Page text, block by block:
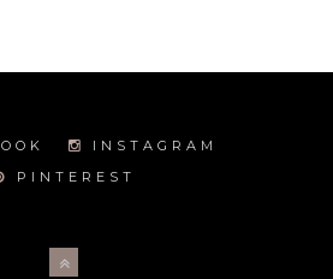
INSTAGRAM
PINTEREST